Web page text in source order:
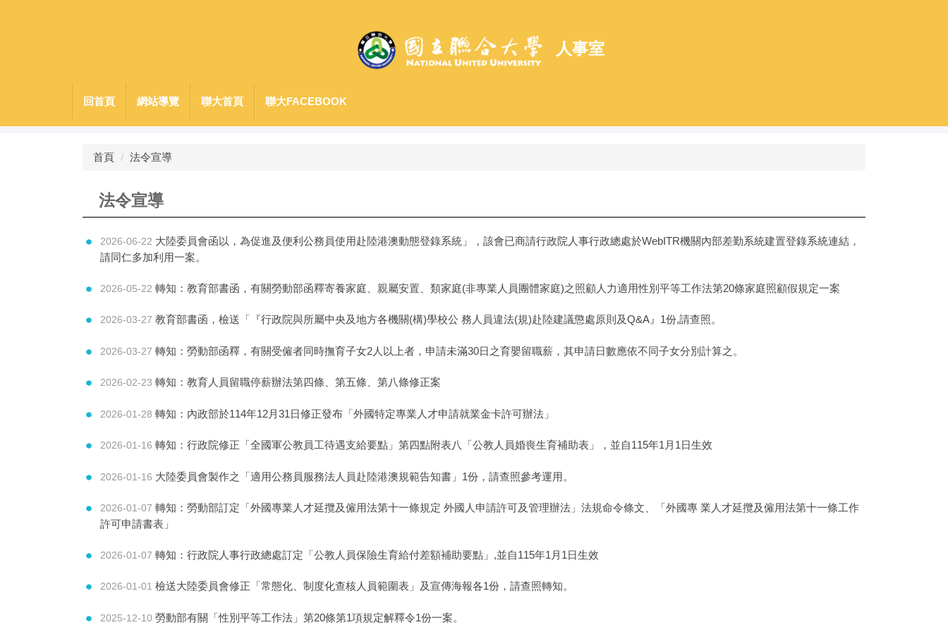
人事室
回首頁 網站導覽 聯大首頁 聯大FACEBOOK
首頁 法令宣導
法令宣導
2026-06-22 大陸委員會函以，為促進及便利公務員使用赴陸港澳動態登錄系統」，該會已商請行政院人事行政總處於WebITR機關內部差勤系統建置登錄系統連結，
請同仁多加利用一案。
2026-05-22 轉知：教育部書函，有關勞動部函釋寄養家庭、親屬安置、類家庭(非專業人員團體家庭)之照顧人力適用性別平等工作法第20條家庭照顧假規定一案
2026-03-27 教育部書函，檢送「『行政院與所屬中央及地方各機關(構)學校公 務人員違法(規)赴陸建議懲處原則及Q&A』1份,請查照。
2026-03-27 轉知：勞動部函釋，有關受僱者同時撫育子女2人以上者，申請未滿30日之育嬰留職薪，其申請日數應依不同子女分別計算之。
2026-02-23 轉知：教育人員留職停薪辦法第四條、第五條、第八條修正案
2026-01-28 轉知：內政部於114年12月31日修正發布「外國特定專業人才申請就業金卡許可辦法」
2026-01-16 轉知：行政院修正「全國軍公教員工待遇支給要點」第四點附表八「公教人員婚喪生育補助表」，並自115年1月1日生效
2026-01-16 大陸委員會製作之「適用公務員服務法人員赴陸港澳規範告知書」1份，請查照參考運用。
2026-01-07 轉知：勞動部訂定「外國專業人才延攬及僱用法第十一條規定 外國人申請許可及管理辦法」法規命令條文、「外國專 業人才延攬及僱用法第十一條工作
許可申請書表」
2026-01-07 轉知：行政院人事行政總處訂定「公教人員保險生育給付差額補助要點」,並自115年1月1日生效
2026-01-01 檢送大陸委員會修正「常態化、制度化查核人員範圍表」及宣傳海報各1份，請查照轉知。
2025-12-10 勞動部有關「性別平等工作法」第20條第1項規定解釋令1份一案。